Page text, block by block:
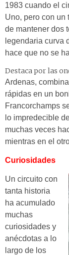
1983 cuando el
Uno, pero con un
de mantener dos
legendaria curva
hace que no se
Destaca por las
Ardenas,
rápidas en un
Francorchamps
lo impredecible
muchas veces
mientras en el
Curiosidades
Un circuito con
tanta historia
ha acumulado
muchas
curiosidades y
anécdotas a lo
largo de los